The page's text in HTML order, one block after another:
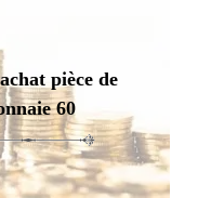
pièce de
60